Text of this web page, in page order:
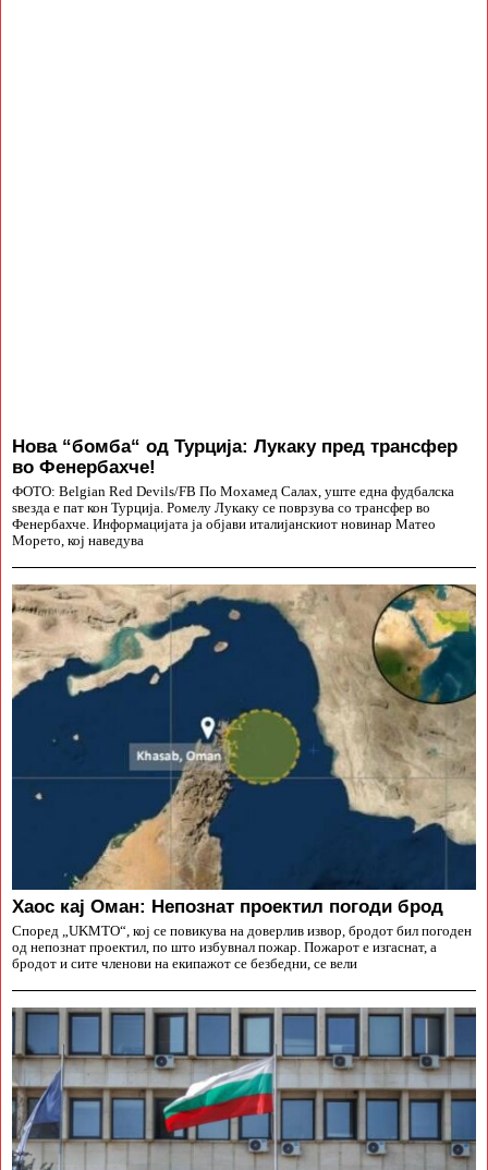
Нова “бомба“ од Турција: Лукаку пред трансфер
во Фенербахче!
ФОТО: Belgian Red Devils/FB По Мохамед Салах, уште една фудбалска
ѕвезда е пат кон Турција. Ромелу Лукаку се поврзува со трансфер во
Фенербахче. Информацијата ја објави италијанскиот новинар Матео
Морето, кој наведува
Хаос кај Оман: Непознат проектил погоди брод
Според „UKMTO“, кој се повикува на доверлив извор, бродот бил погоден
од непознат проектил, по што избувнал пожар. Пожарот е изгаснат, а
бродот и сите членови на екипажот се безбедни, се вели